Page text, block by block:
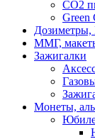
CO2
Green
Дозиметры,
ММГ,
Зажигалки
Монеты,